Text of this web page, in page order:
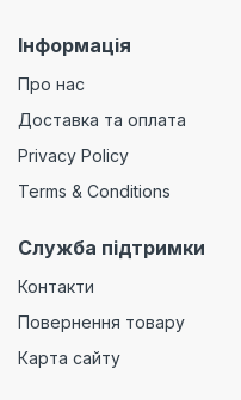
Інформація
Про нас
Доставка та оплата
Privacy Policy
Terms & Conditions
Служба підтримки
Контакти
Повернення товару
Карта сайту